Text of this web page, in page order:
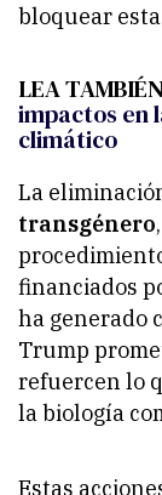
bloquear
LEA
impactos en
climático
La
transgénero
financiados
ha generado
Trump
refuercen lo
la biología
Estas